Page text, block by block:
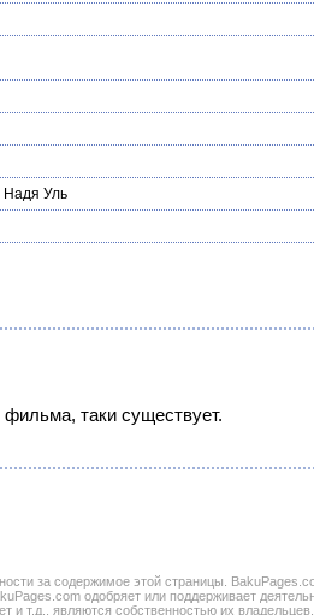
Надя Уль
таки существует.
за содержимое этой страницы.
одобряет или поддерживает
и т.д., являются собственностью их владельцев.